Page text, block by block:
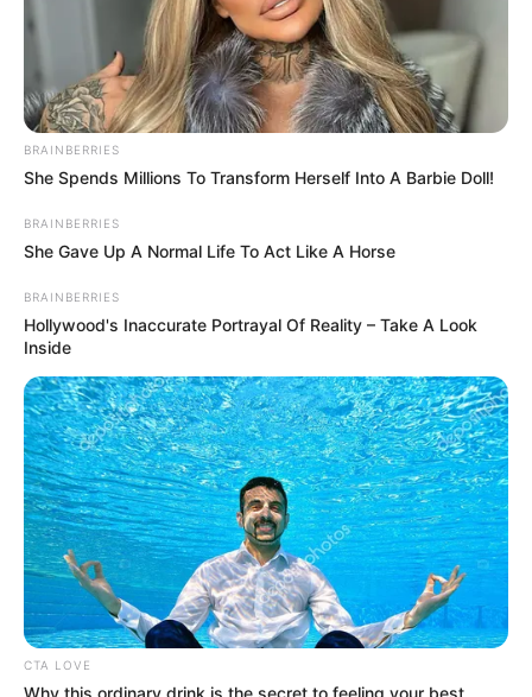
BRAINBERRIES
She Spends Millions To Transform Herself Into A Barbie Doll!
BRAINBERRIES
She Gave Up A Normal Life To Act Like A Horse
BRAINBERRIES
Hollywood's Inaccurate Portrayal Of Reality – Take A Look
Inside
CTA LOVE